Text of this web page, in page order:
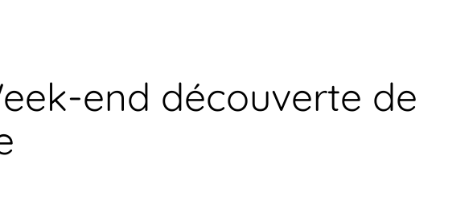
end découverte de